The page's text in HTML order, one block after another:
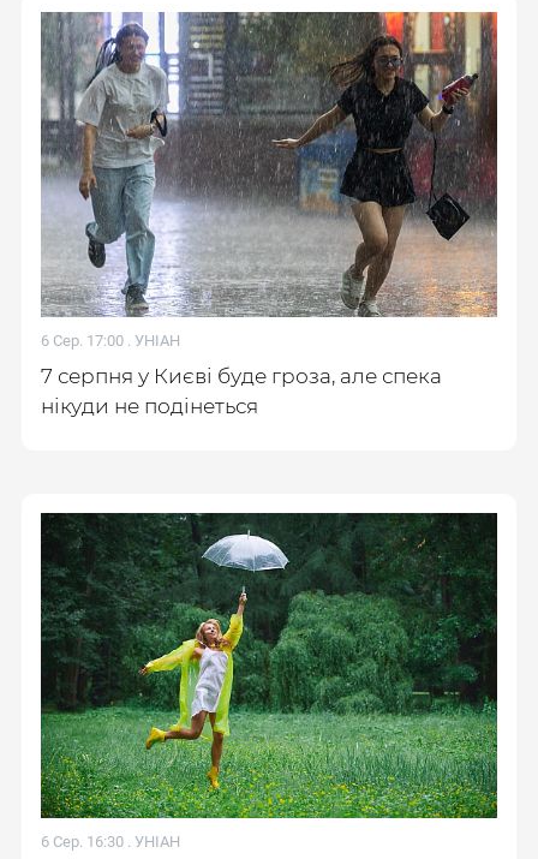
6 Сер. 17:00 . УНІАН
7 серпня у Києві буде гроза, але спека
нікуди не подінеться
6 Сер. 16:30 . УНІАН